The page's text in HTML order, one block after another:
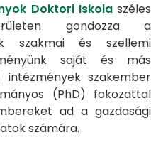
Doktori Iskolaszéles
gondozza a
szakmai és szellemi
saját és más
szakember
(PhD) fokozattal
ad a gazdasági
számára.